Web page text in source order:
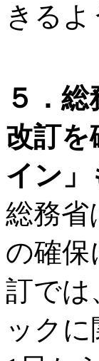
きる
５．
改訂
イン
総務省
の確保
訂では
ック